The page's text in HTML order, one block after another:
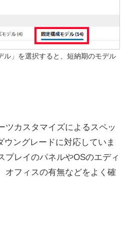
ル」を選択すると、短納期のモデル
ツカスタマイズによるスペッ
ウングレードに対応していま
プレイのパネルやOSのエディ
オフィスの有無などをよく確